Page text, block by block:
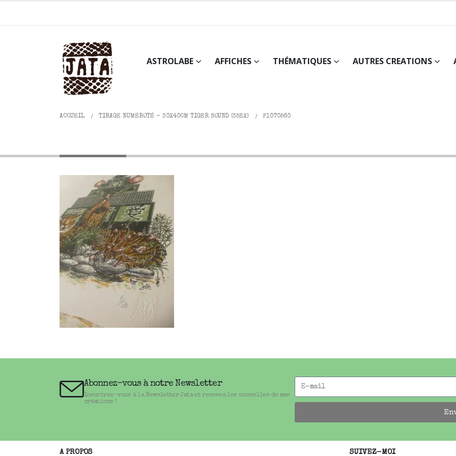
ASTROLABE AFFICHES THÉMATIQUES AUTRES CREATIONS
ACCUEIL TIRAGE NUMÉROTÉ - 30X40CM TIGER SOUND (35EX) P1070560
Abonnez-vous à notre Newsletter
Inscrivez-vous à la Newsletter Jata et recevez les nouvelles de mes
créations !
A PROPOS SUIVEZ-MOI